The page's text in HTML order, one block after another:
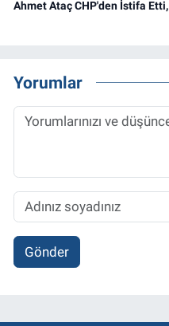
Ahmet Ataç CHP'den İstifa Etti,
Yorumlar
Gönder